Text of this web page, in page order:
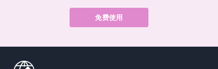
免费使用